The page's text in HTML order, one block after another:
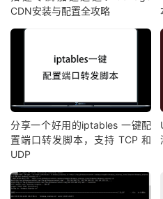
CDN安装与配置全攻略
分享一个好用的iptables 一键配
置端口转发脚本，支持 TCP 和
UDP